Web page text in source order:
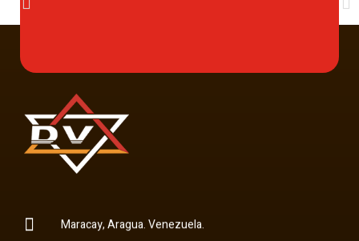
Maracay, Aragua. Venezuela.